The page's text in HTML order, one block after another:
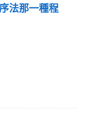
法那一種程